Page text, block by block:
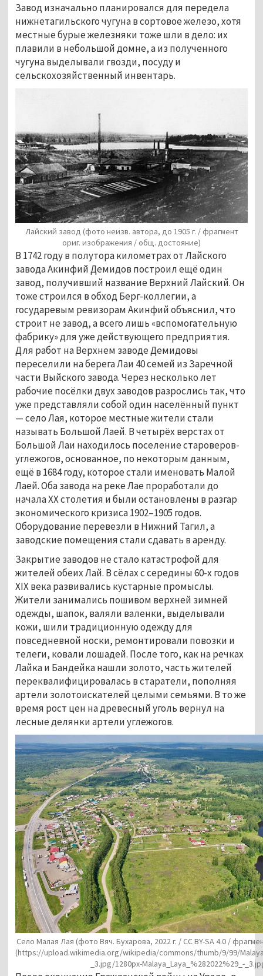
Завод изначально планировался для передела
нижнетагильского чугуна в сортовое железо, хотя
местные бурые железняки тоже шли в дело: их
плавили в небольшой домне, а из полученного
чугуна выделывали гвозди, посуду и
сельскохозяйственный инвентарь.
Лайский завод (фото неизв. автора, до 1905 г. / фрагмент
ориг. изображения / общ. достояние)
В 1742 году в полутора километрах от Лайского
завода Акинфий Демидов построил ещё один
завод, получивший название Верхний Лайский. Он
тоже строился в обход Берг-коллегии, а
государевым ревизорам Акинфий объяснил, что
строит не завод, а всего лишь «вспомогательную
фабрику» для уже действующего предприятия.
Для работ на Верхнем заводе Демидовы
переселили на берега Лаи 40 семей из Заречной
части Выйского завода. Через несколько лет
рабочие посёлки двух заводов разрослись так, что
уже представляли собой один населённый пункт
— село Лая, которое местные жители стали
называть Большой Лаей. В четырёх верстах от
Большой Лаи находилось поселение староверов-
углежогов, основанное, по некоторым данным,
ещё в 1684 году, которое стали именовать Малой
Лаей. Оба завода на реке Лае проработали до
начала ХХ столетия и были остановлены в разгар
экономического кризиса 1902–1905 годов.
Оборудование перевезли в Нижний Тагил, а
заводские помещения стали сдавать в аренду.
Закрытие заводов не стало катастрофой для
жителей обеих Лай. В сёлах с середины 60-х годов
XIX века развивались кустарные промыслы.
Жители занимались пошивом верхней зимней
одежды, шапок, валяли валенки, выделывали
кожи, шили традиционную одежду для
повседневной носки, ремонтировали повозки и
телеги, ковали лошадей. После того, как на речках
Лайка и Бандейка нашли золото, часть жителей
переквалифицировалась в старатели, пополняя
артели золотоискателей целыми семьями. В то же
время рост цен на древесный уголь вернул на
лесные делянки артели углежогов.
Село Малая Лая (фото Вяч. Бухарова, 2022 г. / CC BY-SA 4.0 /
(https://upload.wikimedia.org/wikipedia/commons/thumb/9/99/
_3.jpg/1280px-Malaya_Laya_%282022%29_-